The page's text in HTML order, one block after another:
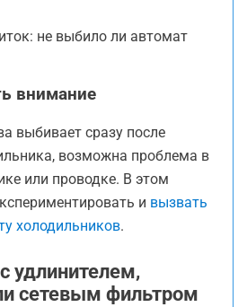
не выбило ли автомат
внимание
выбивает сразу после
возможна проблема в
или проводке. В этом
и вызвать
холодильников.
удлинителем,
сетевым фильтром